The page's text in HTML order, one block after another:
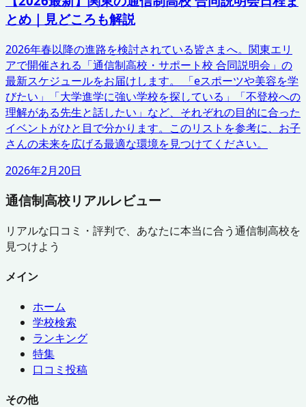
とめ｜見どころも解説
2026年春以降の進路を検討されている皆さまへ。関東エリ
アで開催される「通信制高校・サポート校 合同説明会」の
最新スケジュールをお届けします。 「eスポーツや美容を学
びたい」「大学進学に強い学校を探している」「不登校への
理解がある先生と話したい」など、それぞれの目的に合った
イベントがひと目で分かります。このリストを参考に、お子
さんの未来を広げる最適な環境を見つけてください。
2026年2月20日
通信制高校リアルレビュー
リアルな口コミ・評判で、あなたに本当に合う通信制高校を
見つけよう
メイン
ホーム
学校検索
ランキング
特集
口コミ投稿
その他